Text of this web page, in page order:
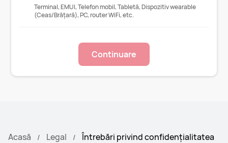
Terminal, EMUI, Telefon mobil, Tabletă, Dispozitiv wearable
(Ceas/Brățară), PC, router WiFi, etc.
Continuare
Acasă Legal Întrebări privind confidențialitatea